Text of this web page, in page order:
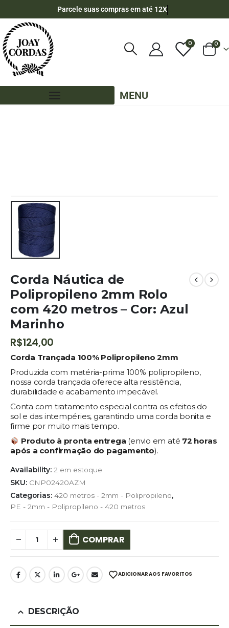
Parcele suas compras em até 12X
0 0
MENU
Corda Náutica de
Polipropileno 2mm Rolo
com 420 metros – Cor: Azul
Marinho
R$124,00
Corda Trançada 100% Polipropileno 2mm
Produzida com matéria-prima 100% polipropileno,
nossa corda trançada oferece alta resistência,
durabilidade e acabamento impecável.
Conta com tratamento especial contra os efeitos do
sol e das intempéries, garantindo uma corda bonita e
firme por muito mais tempo.
Produto à pronta entrega (envio em até 72 horas
após a confirmação do pagamento).
Availability: 2 em estoque
SKU: CNP02420AZM
Categorias: 420 metros - 2mm - Polipropileno,
PE - 2mm - Polipropileno - 420 metros
COMPRAR
ADICIONAR AOS FAVORITOS
DESCRIÇÃO